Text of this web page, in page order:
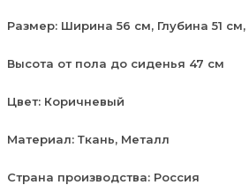
Размер: Ширина 56 см, Глубина 51
Высота от пола до сиденья 47 см
Цвет: Коричневый
Материал: Ткань, Металл
Страна производства: Россия